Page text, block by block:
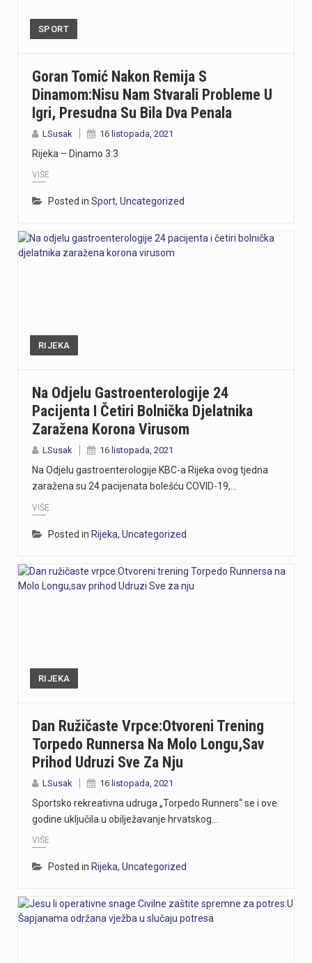
SPORT
Goran Tomić Nakon Remija S
Dinamom:Nisu Nam Stvarali Probleme U
Igri, Presudna Su Bila Dva Penala
LSusak 16 listopada, 2021
Rijeka – Dinamo 3:3
VIŠE
Posted in Sport, Uncategorized
RIJEKA
Na Odjelu Gastroenterologije 24
Pacijenta I Četiri Bolnička Djelatnika
Zaražena Korona Virusom
LSusak 16 listopada, 2021
Na Odjelu gastroenterologije KBC-a Rijeka ovog tjedna
zaražena su 24 pacijenata bolešću COVID-19,…
VIŠE
Posted in Rijeka, Uncategorized
RIJEKA
Dan Ružičaste Vrpce:Otvoreni Trening
Torpedo Runnersa Na Molo Longu,sav
Prihod Udruzi Sve Za Nju
LSusak 16 listopada, 2021
Sportsko rekreativna udruga „Torpedo Runners“ se i ove
godine uključila u obilježavanje hrvatskog…
VIŠE
Posted in Rijeka, Uncategorized